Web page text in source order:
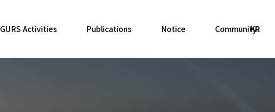
GURS Activities Publications Notice Community
KR